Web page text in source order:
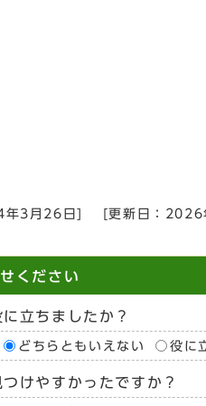
3月26日 [更新日： 2026
ください
立ちましたか？
どちらともいえない 役に
けやすかったですか？